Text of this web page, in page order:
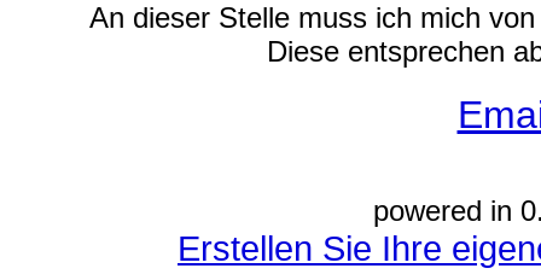
An dieser Stelle muss ich mich
Diese entsprechen
powered in
Erstellen Sie Ihre